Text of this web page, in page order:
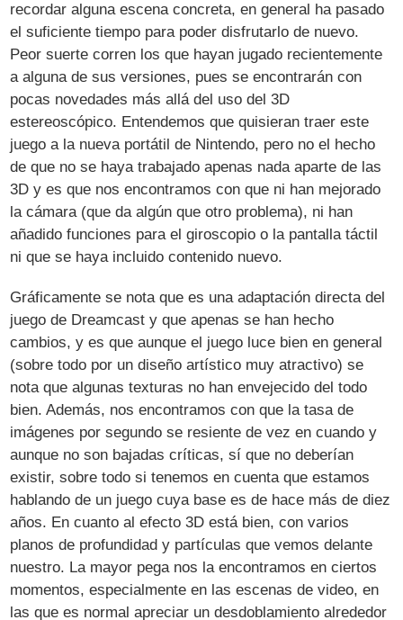
recordar alguna escena concreta, en general ha pasado
el suficiente tiempo para poder disfrutarlo de nuevo.
Peor suerte corren los que hayan jugado recientemente
a alguna de sus versiones, pues se encontrarán con
pocas novedades más allá del uso del 3D
estereoscópico. Entendemos que quisieran traer este
juego a la nueva portátil de Nintendo, pero no el hecho
de que no se haya trabajado apenas nada aparte de las
3D y es que nos encontramos con que ni han mejorado
la cámara (que da algún que otro problema), ni han
añadido funciones para el giroscopio o la pantalla táctil
ni que se haya incluido contenido nuevo.
Gráficamente se nota que es una adaptación directa del
juego de Dreamcast y que apenas se han hecho
cambios, y es que aunque el juego luce bien en general
(sobre todo por un diseño artístico muy atractivo) se
nota que algunas texturas no han envejecido del todo
bien. Además, nos encontramos con que la tasa de
imágenes por segundo se resiente de vez en cuando y
aunque no son bajadas críticas, sí que no deberían
existir, sobre todo si tenemos en cuenta que estamos
hablando de un juego cuya base es de hace más de diez
años. En cuanto al efecto 3D está bien, con varios
planos de profundidad y partículas que vemos delante
nuestro. La mayor pega nos la encontramos en ciertos
momentos, especialmente en las escenas de video, en
las que es normal apreciar un desdoblamiento alrededor